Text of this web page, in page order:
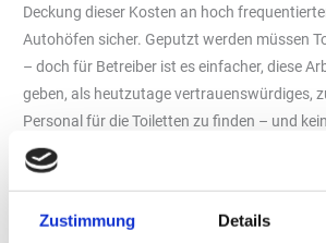
Zustimmung Details
Deckung dieser Kosten an hoch
Autohöfen sicher. Geputzt werden müssen
– doch für Betreiber ist es einfacher, diese
geben, als heutzutage vertrauenswürdiges,
Personal für die Toiletten zu finden – und
über das Tellergeld zu besitzen. Über die
Zugangssysteme informierte sich die